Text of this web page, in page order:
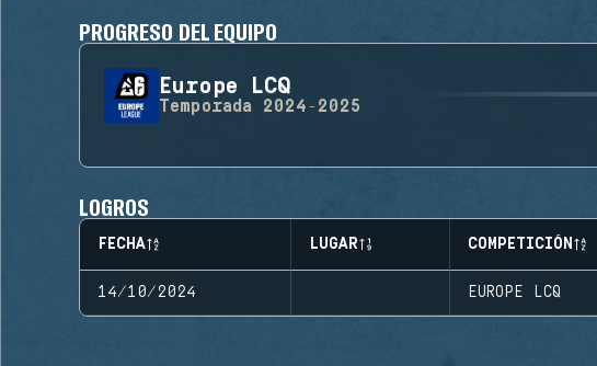
PROGRESO DEL EQUIPO
Europe LCQ
Temporada 2024-2025
LOGROS
FECHA LUGAR COMPETICIÓN
14/10/2024 EUROPE LCQ